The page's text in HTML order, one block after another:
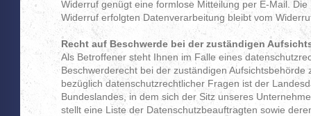
Widerruf genügt eine formlose Mitteilung per E-Mail.
Widerruf erfolgten Datenverarbeitung bleibt vom
Recht auf Beschwerde bei der zuständigen
Als Betroffener steht Ihnen im Falle eines
Beschwerderecht bei der zuständigen Aufsichtsbehörde
bezüglich datenschutzrechtlicher Fragen ist der
Bundeslandes, in dem sich der Sitz unseres
stellt eine Liste der Datenschutzbeauftragten sowie